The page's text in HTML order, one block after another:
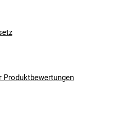
Produktbewertungen